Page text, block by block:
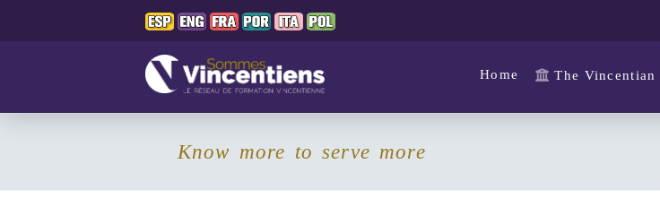
Home The Vincentian
Know more to serve more